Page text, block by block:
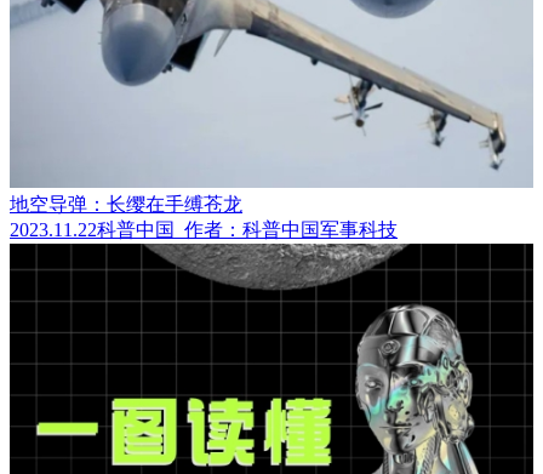
地空导弹：长缨在手缚苍龙
2023.11.22科普中国 作者：科普中国军事科技